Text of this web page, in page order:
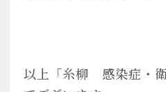
以上「糸柳 感染症・衛